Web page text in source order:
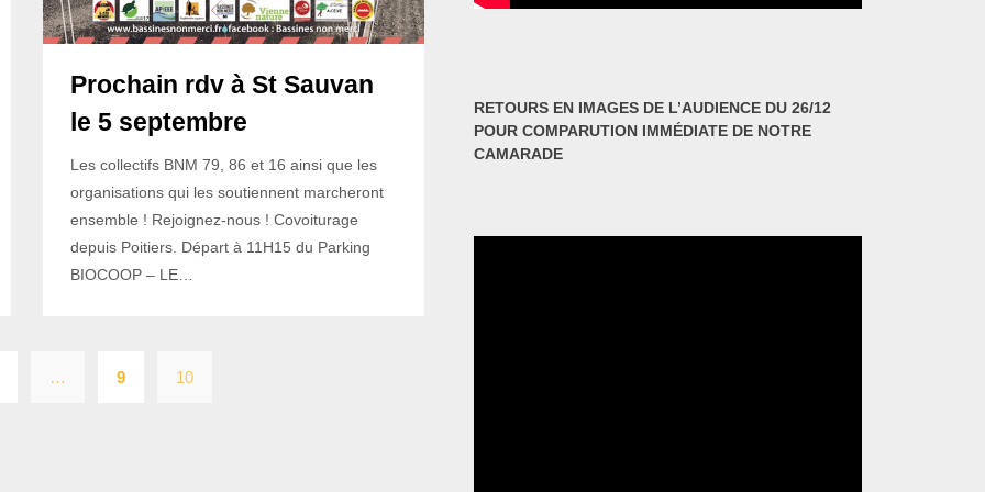
Prochain rdv à St Sauvan
le 5 septembre
Les collectifs BNM 79, 86 et 16 ainsi que les
organisations qui les soutiennent marcheront
ensemble ! Rejoignez-nous ! Covoiturage
depuis Poitiers. Départ à 11H15 du Parking
BIOCOOP – LE…
… 9 10
RETOURS EN IMAGES DE L’AUDIENCE DU 26/12
POUR COMPARUTION IMMÉDIATE DE NOTRE
CAMARADE